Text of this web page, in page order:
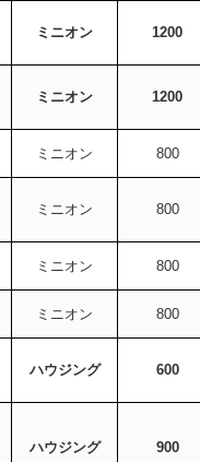
ミニオン 1200
ミニオン 1200
ミニオン 800
ミニオン 800
ミニオン 800
ミニオン 800
ハウジング 600
ハウジング 900